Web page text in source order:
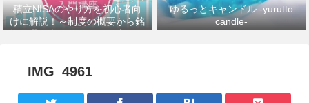
積立NISAのやり方を初心者向
けに解説！～制度の概要から銘
柄の選び方、おすすめの本まで
ゆるっとキャンドル -yurutto
candle-
IMG_4961